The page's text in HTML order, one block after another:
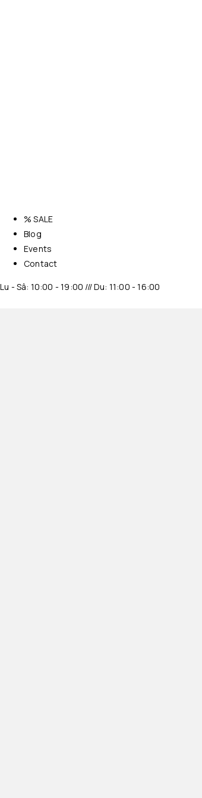
% SALE
Blog
Events
Contact
Lu - Sâ: 10:00 - 19:00 /// Du: 11:00 - 16:00